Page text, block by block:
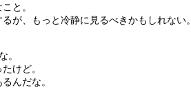
と。
が、もっと冷静に見るべきかもしれない。
。
けど。
んだな。